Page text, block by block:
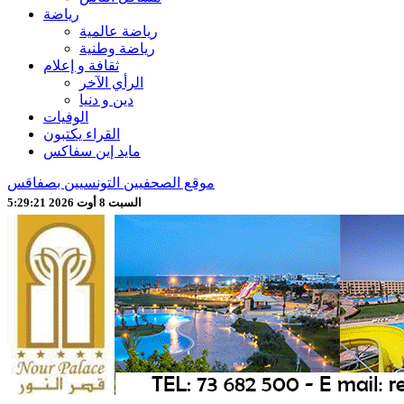
رياضة
رياضة عالمية
رياضة وطنية
ثقافة و إعلام
الرأي الآخر
دين و دنيا
الوفيات
القراء يكتبون
مايد إين سفاكس
موقع الصحفيين التونسيين بصفاقس
السبت 8 أوت 2026 5:29:23